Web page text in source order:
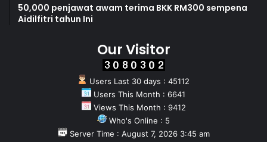
50,000 penjawat awam terima BKK RM300 sempena
Aidilfitri tahun Ini
Our Visitor
Users Last 30 days : 45112
Users This Month : 6641
Views This Month : 9412
Who's Online : 5
Server Time : August 7, 2026 3:45 am